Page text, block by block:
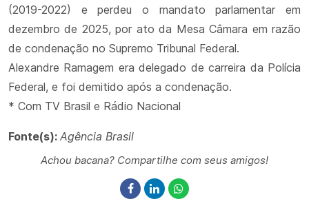
(2019-2022) e perdeu o mandato parlamentar em
dezembro de 2025, por ato da Mesa Câmara em razão
de condenação no Supremo Tribunal Federal.
Alexandre Ramagem era delegado de carreira da Polícia
Federal, e foi demitido após a condenação.
* Com TV Brasil e Rádio Nacional
Fonte(s): Agência Brasil
Achou bacana? Compartilhe com seus amigos!